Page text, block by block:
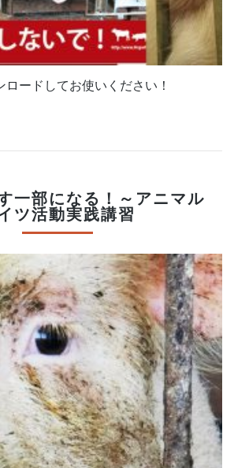
ードしてお使いください！
一部になる！～アニマル
ツ活動実践講習